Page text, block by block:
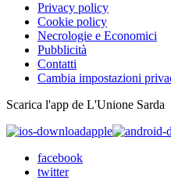
Privacy policy
Cookie policy
Necrologie e Economici
Pubblicità
Contatti
Cambia impostazioni
Scarica l'app de L'Unione Sarda
apple
facebook
twitter